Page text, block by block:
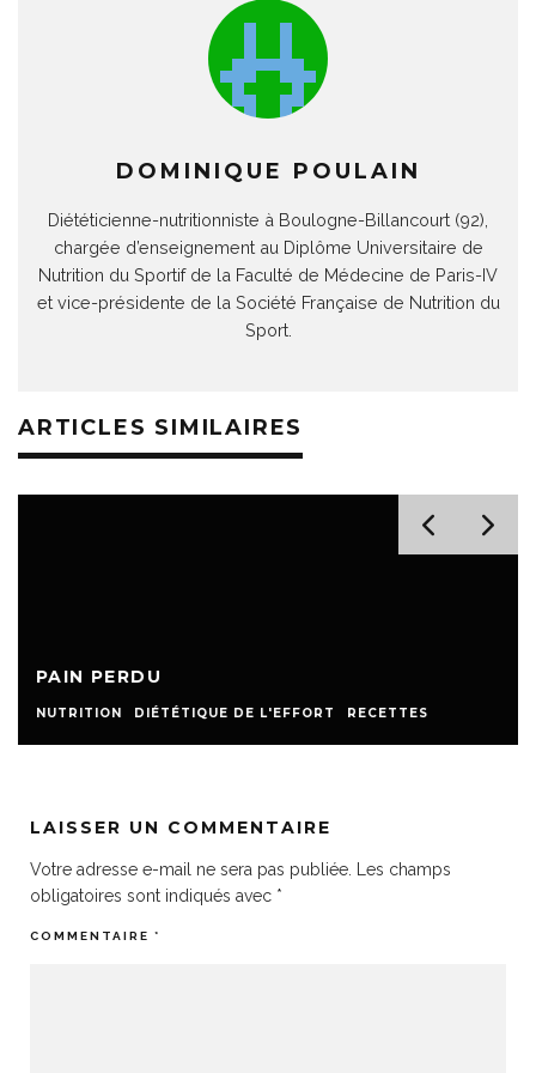
DOMINIQUE POULAIN
Diététicienne-nutritionniste à Boulogne-Billancourt (92),
chargée d’enseignement au Diplôme Universitaire de
Nutrition du Sportif de la Faculté de Médecine de Paris-IV
et vice-présidente de la Société Française de Nutrition du
Sport.
ARTICLES SIMILAIRES
PAIN PERDU
NUTRITION DIÉTÉTIQUE DE L'EFFORT RECETTES
LAISSER UN COMMENTAIRE
Votre adresse e-mail ne sera pas publiée.
Les champs
obligatoires sont indiqués avec *
COMMENTAIRE *